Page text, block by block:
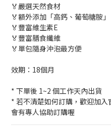
🏅嚴選天然食材
🏅額外添加「高鈣、葡萄糖胺」
🏅豐富維生素E
🏅豐富膳食纖維
🏅單包隨身沖泡最方便
效期：18個月
* 下單後 1~2 個工作天內出貨
* 若不清楚如何訂購，歡迎加
會有專人協助訂購喔